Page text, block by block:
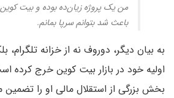
من یک پروژه زیان‌ده بوده و بیت
باعث شد بتوانم سرپا بمانم.
به بیان دیگر، دوروف نه از خزانه تلگرام،
اولیه‌ خود در بازار بیت کوین خرج کرده
بخش بزرگی از استقلال مالی او را